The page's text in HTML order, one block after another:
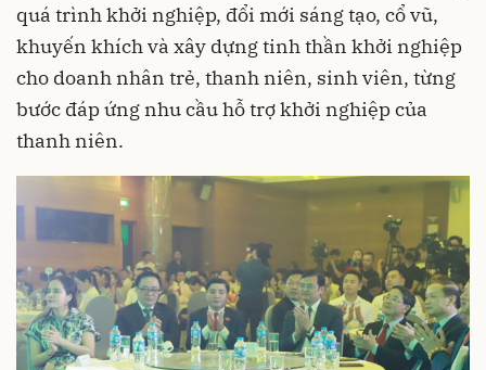
quá trình khởi nghiệp, đổi mới sáng tạo, cổ vũ,
khuyến khích và xây dựng tinh thần khởi nghiệp
cho doanh nhân trẻ, thanh niên, sinh viên, từng
bước đáp ứng nhu cầu hỗ trợ khởi nghiệp của
thanh niên.